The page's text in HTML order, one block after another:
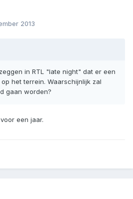
2013
in RTL "late night" dat er een
het terrein. Waarschijnlijk zal
gaan worden?
een jaar.